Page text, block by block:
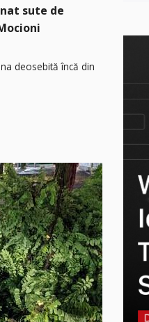
sute de
deosebită încă din